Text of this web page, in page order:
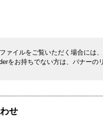
ァイルをご覧いただく場合には
をお持ちでない方は、バナーの
せ